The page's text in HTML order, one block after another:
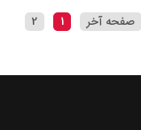
صفحه آخر 1
2